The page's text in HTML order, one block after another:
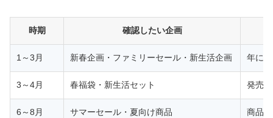
時期 確認したい企画
1～3月 新春企画・ファミリーセール・新生活企画 年に
3～4月 春福袋・新生活セット 発売
6～8月 サマーセール・夏向け商品 商品